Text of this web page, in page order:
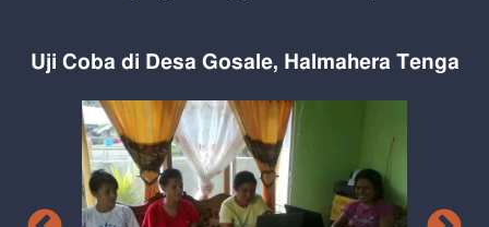
Uji Coba di Desa Gosale, Halmahera Tenga